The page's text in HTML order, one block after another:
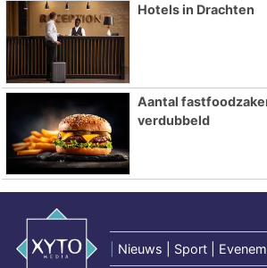
Hotels in Drachten
Aantal
verdubbeld
Nieuws | Sport |